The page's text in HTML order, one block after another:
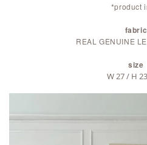
*product
fabric
REAL GENUINE
size
W 27 / H